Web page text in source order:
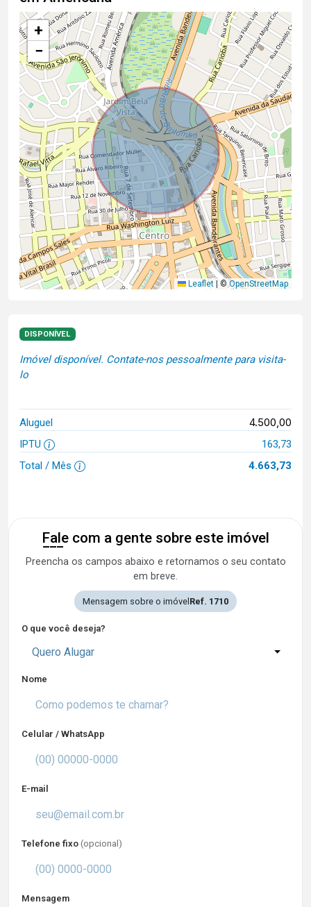
+
−
Leaflet ©OpenStreetMap
DISPONÍVEL
Imóvel disponível. Contate-nos pessoalmente para visita-
lo
Aluguel 4.500,00
IPTU
163,73
Total / Mês
4.663,73
Fale com a gente sobre este imóvel
Preencha os campos abaixo e retornamos o seu contato
em breve.
Mensagem sobre o imóvel Ref. 1710
O que você deseja?
Quero Alugar
Nome
Celular / WhatsApp
E-mail
Telefone fixo (opcional)
Mensagem